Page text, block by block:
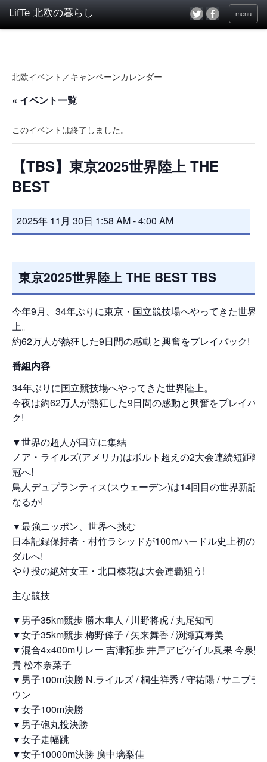
menu
北欧イベント／キャンペーンカレンダー
« イベント一覧
このイベントは終了しました。
【TBS】東京2025世界陸上 THE
BEST
2025年 11月 30日 1:58 AM-4:00 AM
東京2025世界陸上 THE BEST TBS
今年9月、34年ぶりに東京・国立競技場へやってきた世界陸
上。
約62万人が熱狂した9日間の感動と興奮をプレイバック!
番組内容
34年ぶりに国立競技場へやってきた世界陸上。
今夜は約62万人が熱狂した9日間の感動と興奮をプレイバッ
ク!
▼世界の超人が国立に集結
ノア・ライルズ(アメリカ)はボルト超えの2大会連続短距離3
冠へ!
鳥人デュプランティス(スウェーデン)は14回目の世界新記録
なるか!
▼最強ニッポン、世界へ挑む
日本記録保持者・村竹ラシッドが100mハードル史上初のメ
ダルへ!
やり投の絶対女王・北口榛花は大会連覇狙う!
主な競技
▼男子35km競歩 勝木隼人 / 川野将虎 / 丸尾知司
▼女子35km競歩 梅野倖子 / 矢来舞香 / 渕瀬真寿美
▼混合4×400mリレー 吉津拓歩 井戸アビゲイル風果 今泉堅
貴 松本奈菜子
▼男子100m決勝 N.ライルズ / 桐生祥秀 / 守祐陽 / サニブラ
ウン
▼女子100m決勝
▼男子砲丸投決勝
▼女子走幅跳
▼女子10000m決勝 廣中璃梨佳